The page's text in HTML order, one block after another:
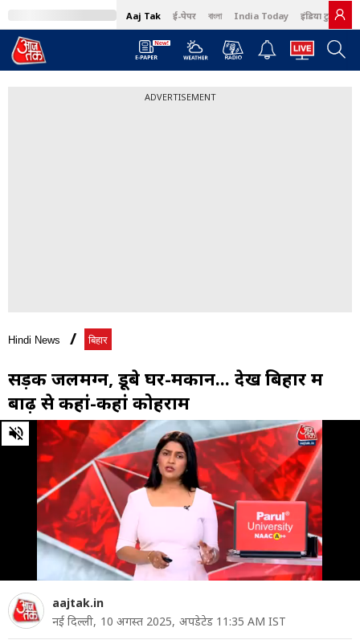
Aaj Tak ई-पेपर বাংলা India Today इंडिया टुडे हिंदी
ADVERTISEMENT
Hindi News बिहार
सड़कें जलमग्न, डूबे घर-मकान... देखें बिहार में
बाढ़ से कहां-कहां कोहराम
0
of
minutes,
seconds
aajtak.in
नई दिल्ली, 10 अगस्त 2025, अपडेटेड 11:35 AM IST